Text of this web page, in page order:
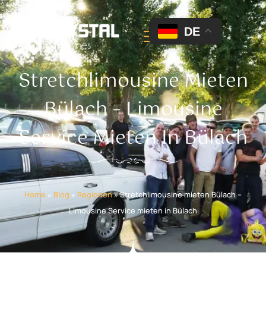
Stretchlimousine Mieten
Bülach – Limousine
Service Mieten In Bülach
Home » Blog » Regionen»Stretchlimousine mieten Bülach –
Limousine Service mieten in Bülach
DE